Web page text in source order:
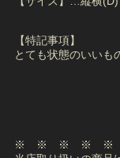
【特記事項】
とても状態のいいも
※ ※ ※ ※